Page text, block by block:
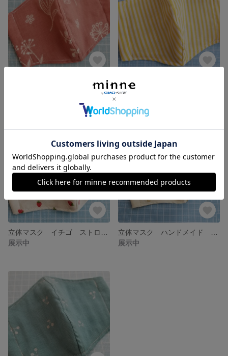
立体マスク ダブルガーゼ ボタニカル柄 草花柄 くすみピンク
展示中
展示中
展示中